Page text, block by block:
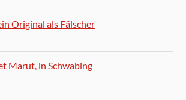
Original als Fälscher
Marut, in Schwabing